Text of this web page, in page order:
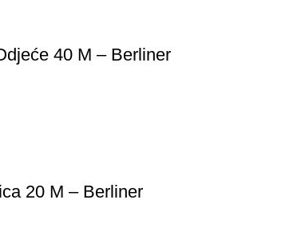
40 M – Berliner
20 M – Berliner